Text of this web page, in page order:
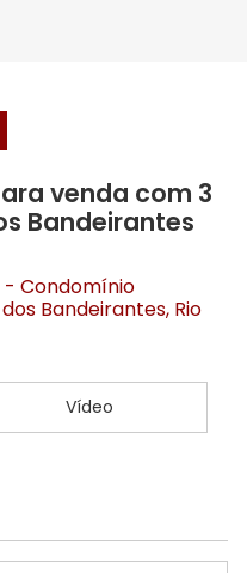
venda com 3
Bandeirantes
- Condomínio
Bandeirantes, Rio
Vídeo